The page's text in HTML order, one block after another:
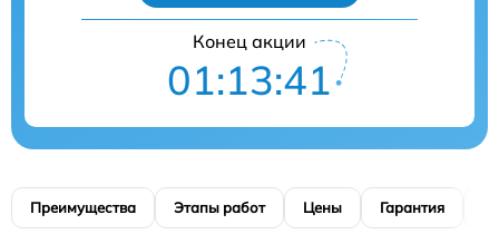
Конец акции
01:13:40
Преимущества Этапы работ Цены Гарантия